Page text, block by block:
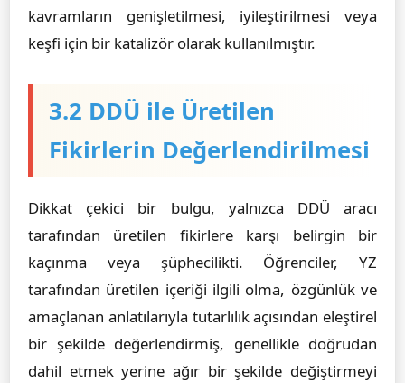
kavramların genişletilmesi, iyileştirilmesi veya
keşfi için bir katalizör olarak kullanılmıştır.
3.2 DDÜ ile Üretilen
Fikirlerin Değerlendirilmesi
Dikkat çekici bir bulgu, yalnızca DDÜ aracı
tarafından üretilen fikirlere karşı belirgin bir
kaçınma veya şüphecilikti. Öğrenciler, YZ
tarafından üretilen içeriği ilgili olma, özgünlük ve
amaçlanan anlatılarıyla tutarlılık açısından eleştirel
bir şekilde değerlendirmiş, genellikle doğrudan
dahil etmek yerine ağır bir şekilde değiştirmeyi